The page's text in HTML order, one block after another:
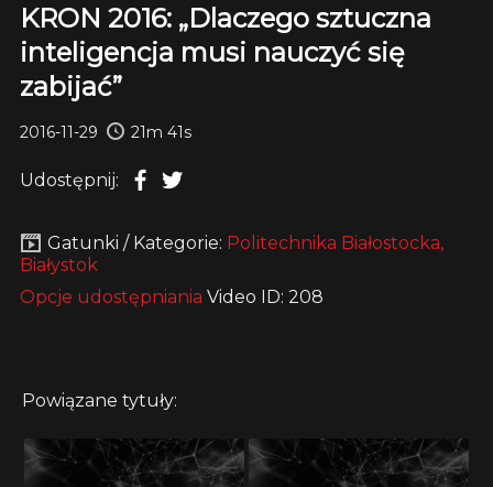
KRON 2016: „Dlaczego sztuczna
inteligencja musi nauczyć się
zabijać”
2016-11-29 21m 41s
Udostępnij:
Gatunki / Kategorie: Politechnika Białostocka,
Białystok
Opcje udostępniania Video ID: 208
Powiązane tytuły: